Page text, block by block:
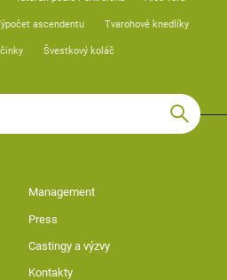
ascendentu Tvarohové knedlíky
Švestkový koláč
Management
Press
Castingy a výzvy
Kontakty